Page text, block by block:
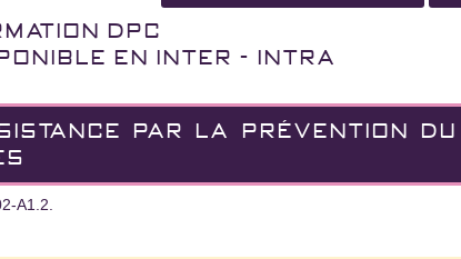
DPC
en INTER - INTRA
PAR LA PRÉVENTION
A1.2.